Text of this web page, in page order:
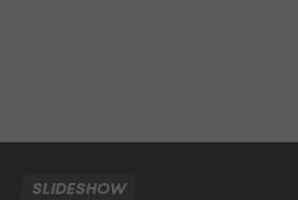
SLIDESHOW